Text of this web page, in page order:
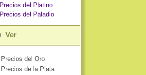
Precios del Platino
Precios del Paladio
Ver
Precios del Oro
Precios de la Plata